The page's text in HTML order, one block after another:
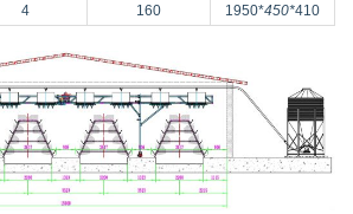
4 160 1950*450*410